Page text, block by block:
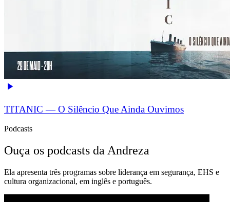
TITANIC — O Silêncio Que Ainda Ouvimos
Podcasts
Ouça os podcasts da Andreza
Ela apresenta três programas sobre liderança em segurança, EHS e
cultura organizacional, em inglês e português.